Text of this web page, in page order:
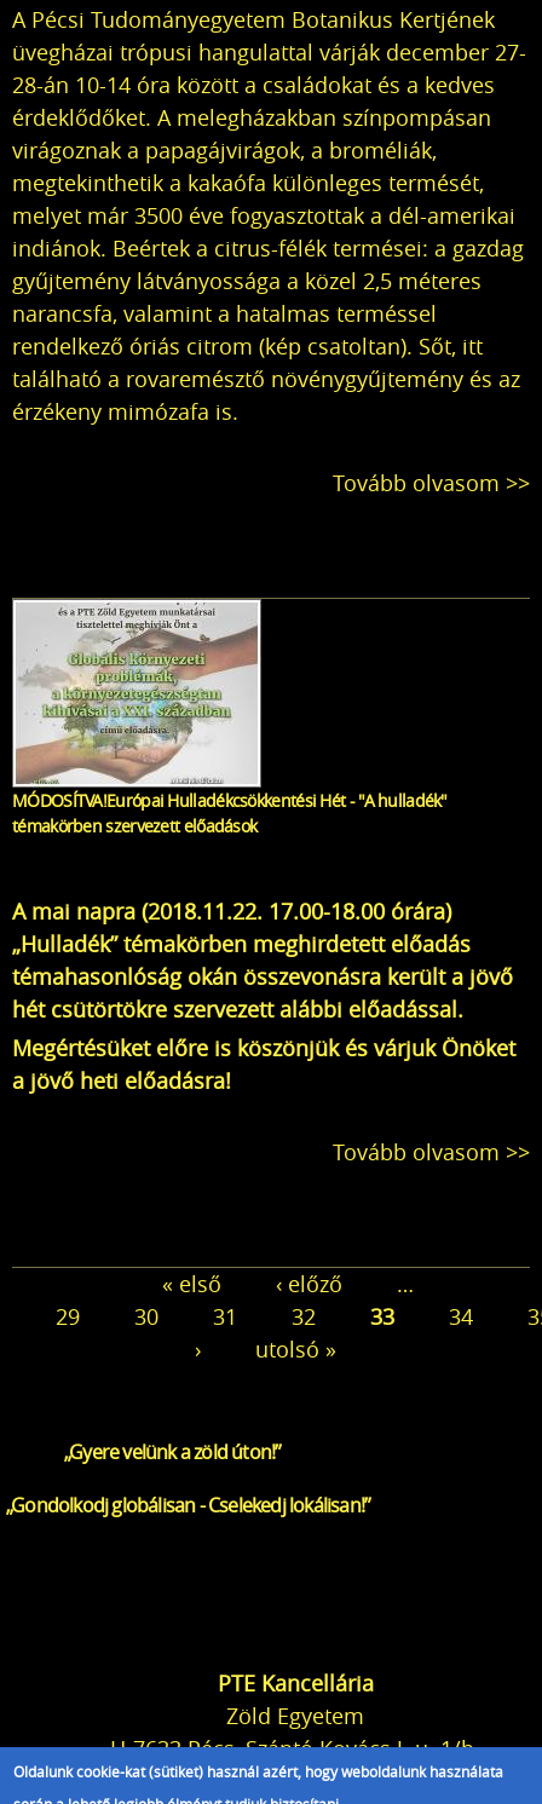
A Pécsi Tudományegyetem Botanikus Kertjének
üvegházai trópusi hangulattal várják december 27-
28-án 10-14 óra között a családokat és a kedves
érdeklődőket. A melegházakban színpompásan
virágoznak a papagájvirágok, a broméliák,
megtekinthetik a kakaófa különleges termését,
melyet már 3500 éve fogyasztottak a dél-amerikai
indiánok. Beértek a citrus-félék termései: a gazdag
gyűjtemény látványossága a közel 2,5 méteres
narancsfa, valamint a hatalmas terméssel
rendelkező óriás citrom (kép csatoltan). Sőt, itt
található a rovaremésztő növénygyűjtemény és az
érzékeny mimózafa is.
Tovább olvasom >>
MÓDOSÍTVA!Európai Hulladékcsökkentési Hét - "A hulladék"
témakörben szervezett előadások
A mai napra (2018.11.22. 17.00-18.00 órára)
„Hulladék” témakörben meghirdetett előadás
témahasonlóság okán összevonásra került a jövő
hét csütörtökre szervezett alábbi előadással.
Megértésüket előre is köszönjük és várjuk Önöket
a jövő heti előadásra!
Tovább olvasom >>
« első ‹ előző
…
29
30 31 32 33 34
›
utolsó »
„Gyere velünk a zöld úton!”
„Gondolkodj globálisan - Cselekedj lokálisan!”
PTE Kancellária
Zöld Egyetem
H-7633 Pécs, Szántó Kovács J. u. 1/b.
+36 72 /501-500/22332
Oldalunk cookie-kat (sütiket) használ azért, hogy weboldalunk használata